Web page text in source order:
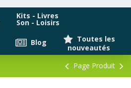
Kits - Livres
Son - Loisirs
Toutes les
nouveautés
Blog
Page Produit